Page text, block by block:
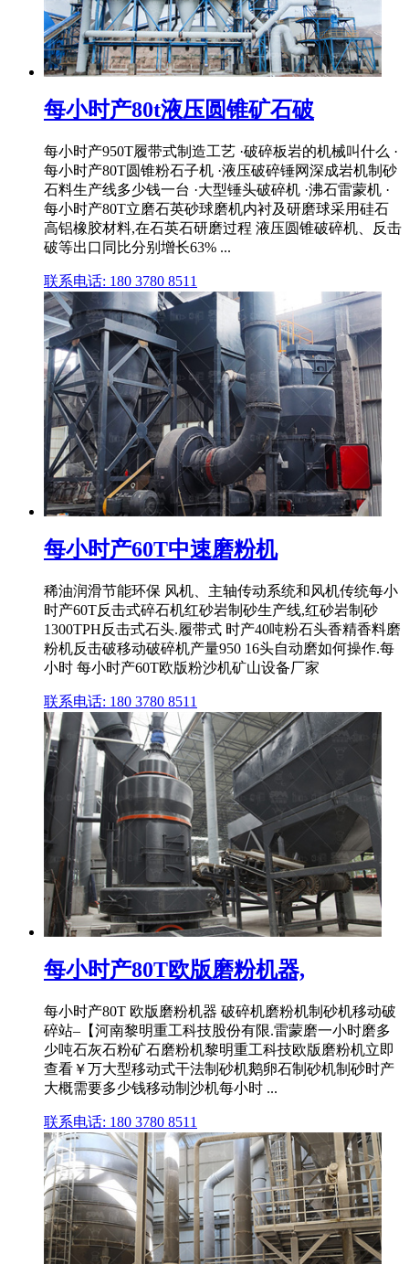
每小时产80t液压圆锥矿石破
每小时产950T履带式制造工艺 ·破碎板岩的机械叫什么 ·
每小时产80T圆锥粉石子机 ·液压破碎锤网深成岩机制砂
石料生产线多少钱一台 ·大型锤头破碎机 ·沸石雷蒙机 ·
每小时产80T立磨石英砂球磨机内衬及研磨球采用硅石
高铝橡胶材料,在石英石研磨过程 液压圆锥破碎机、反击
破等出口同比分别增长63% ...
联系电话: 180 3780 8511
每小时产60T中速磨粉机
稀油润滑节能环保 风机、主轴传动系统和风机传统每小
时产60T反击式碎石机红砂岩制砂生产线,红砂岩制砂
1300TPH反击式石头.履带式 时产40吨粉石头香精香料磨
粉机反击破移动破碎机产量950 16头自动磨如何操作.每
小时 每小时产60T欧版粉沙机矿山设备厂家
联系电话: 180 3780 8511
每小时产80T欧版磨粉机器,
每小时产80T 欧版磨粉机器 破碎机磨粉机制砂机移动破
碎站–【河南黎明重工科技股份有限.雷蒙磨一小时磨多
少吨石灰石粉矿石磨粉机黎明重工科技欧版磨粉机立即
查看￥万大型移动式干法制砂机鹅卵石制砂机制砂时产
大概需要多少钱移动制沙机每小时 ...
联系电话: 180 3780 8511